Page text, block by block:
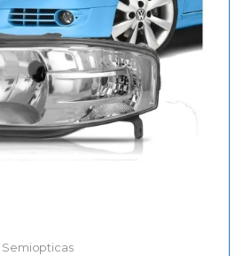
Semiopticas